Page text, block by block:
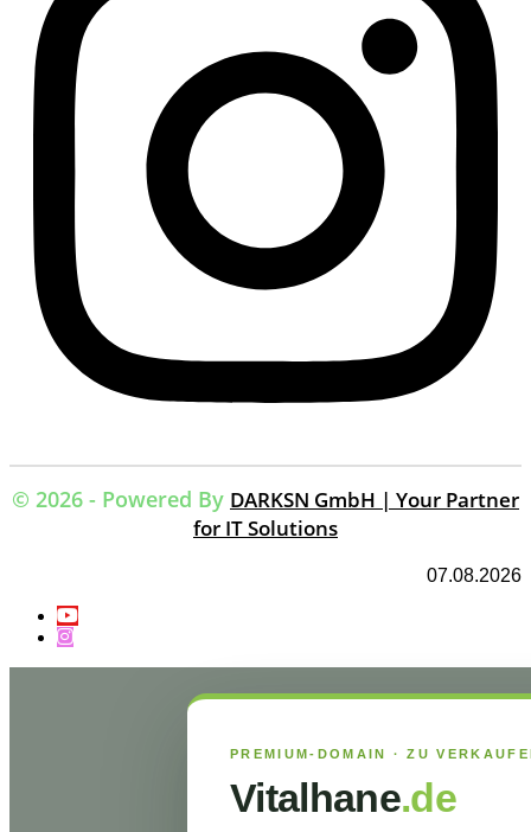
© 2026 - Powered By DARKSN GmbH | Your Partner
for IT Solutions
07.08.2026
PREMIUM-DOMAIN · ZU
Vitalhane.de